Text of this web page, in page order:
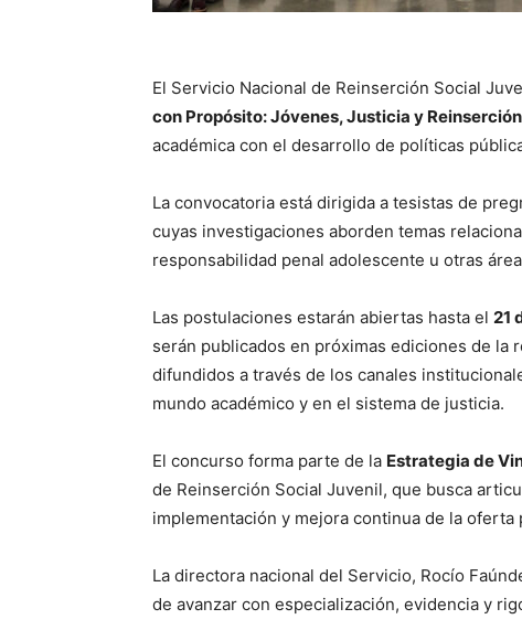
El Servicio Nacional de Reinserción Social
con Propósito: Jóvenes, Justicia y
académica con el desarrollo de políticas
La convocatoria está dirigida a tesistas de
cuyas investigaciones aborden temas
responsabilidad penal adolescente u otras
Las postulaciones estarán abiertas hasta el 21
serán publicados en próximas ediciones de la
difundidos a través de los canales
mundo académico y en el sistema de justicia.
El concurso forma parte de la Estrategia de
de Reinserción Social Juvenil, que busca
implementación y mejora continua de la
La directora nacional del Servicio, Rocío
de avanzar con especialización, evidencia y